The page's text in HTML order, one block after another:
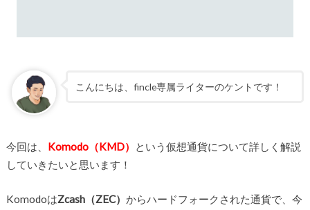
こんにちは、fincle専属ライターのケントです！
今回は、 Komodo（KMD）
という仮想通貨について詳しく解説
していきたいと思います！
KomodoはZcash（ZEC） からハードフォークされた通貨で、今